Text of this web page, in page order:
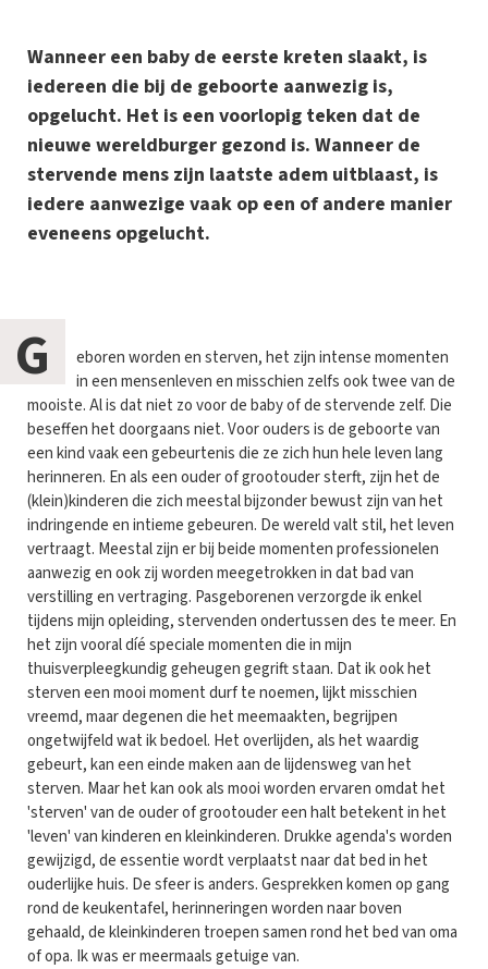
Wanneer een baby de eerste kreten slaakt, is
iedereen die bij de geboorte aanwezig is,
opgelucht. Het is een voorlopig teken dat de
nieuwe wereldburger gezond is. Wanneer de
stervende mens zijn laatste adem uitblaast, is
iedere aanwezige vaak op een of andere manier
eveneens opgelucht.
G
eboren worden en sterven, het zijn intense momenten
in een mensenleven en misschien zelfs ook twee van de
mooiste. Al is dat niet zo voor de baby of de stervende zelf. Die
beseffen het doorgaans niet. Voor ouders is de geboorte van
een kind vaak een gebeurtenis die ze zich hun hele leven lang
herinneren. En als een ouder of grootouder sterft, zijn het de
(klein)kinderen die zich meestal bijzonder bewust zijn van het
indringende en intieme gebeuren. De wereld valt stil, het leven
vertraagt. Meestal zijn er bij beide momenten professionelen
aanwezig en ook zij worden meegetrokken in dat bad van
verstilling en vertraging. Pasgeborenen verzorgde ik enkel
tijdens mijn opleiding, stervenden ondertussen des te meer. En
het zijn vooral díé speciale momenten die in mijn
thuisverpleegkundig geheugen gegrift staan. Dat ik ook het
sterven een mooi moment durf te noemen, lijkt misschien
vreemd, maar degenen die het meemaakten, begrijpen
ongetwijfeld wat ik bedoel. Het overlijden, als het waardig
gebeurt, kan een einde maken aan de lijdensweg van het
sterven. Maar het kan ook als mooi worden ervaren omdat het
'sterven' van de ouder of grootouder een halt betekent in het
'leven' van kinderen en kleinkinderen. Drukke agenda's worden
gewijzigd, de essentie wordt verplaatst naar dat bed in het
ouderlijke huis. De sfeer is anders. Gesprekken komen op gang
rond de keukentafel, herinneringen worden naar boven
gehaald, de kleinkinderen troepen samen rond het bed van oma
of opa. Ik was er meermaals getuige van.